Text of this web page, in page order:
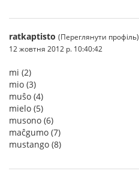
ratkaptisto (Переглянути профіль)
12 жовтня 2012 р. 10:40:42
mi (2)
mio (3)
muŝo (4)
mielo (5)
musono (6)
maĉgumo (7)
mustango (8)